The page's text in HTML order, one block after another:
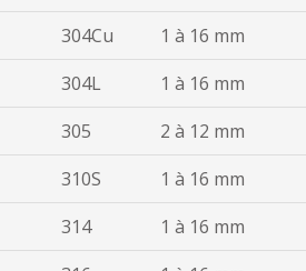
304Cu 1 à 16 mm
304L 1 à 16 mm
305 2 à 12 mm
310S 1 à 16 mm
314 1 à 16 mm